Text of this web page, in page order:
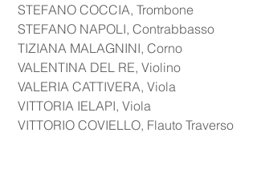
STEFANO COCCIA, Trombone
STEFANO NAPOLI, Contrabbasso
TIZIANA MALAGNINI, Corno
VALENTINA DEL RE, Violino
VALERIA CATTIVERA, Viola
VITTORIA IELAPI, Viola
VITTORIO COVIELLO, Flauto Traverso